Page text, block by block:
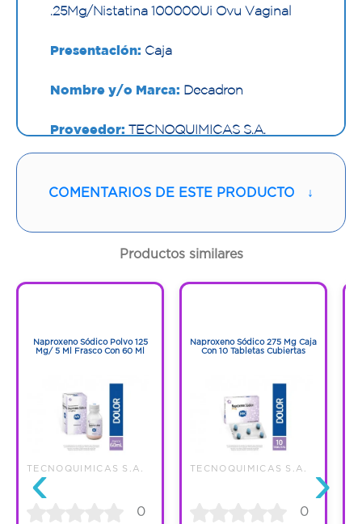
.25Mg/Nistatina 100000Ui Ovu Vaginal
Presentación: Caja
Nombre y/o Marca: Decadron
Proveedor: TECNOQUIMICAS S.A.
8 Cápsulas
Código:945771
COMENTARIOS DE ESTE PRODUCTO ↓
Productos similares
‹
Naproxeno Sódico Polvo 125
Mg/ 5 Ml Frasco Con 60 Ml
TECNOQUIMICAS S.A.
0
Naproxeno Sódico 275 Mg Caja
Con 10 Tabletas Cubiertas
TECNOQUIMICAS S.A.
0 ›